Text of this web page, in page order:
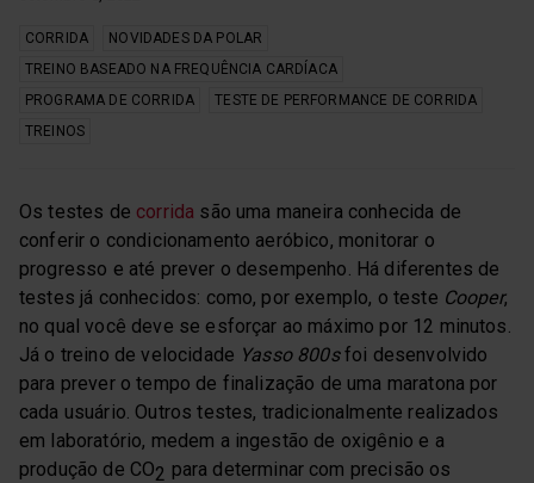
CORRIDA
NOVIDADES DA POLAR
TREINO BASEADO NA FREQUÊNCIA CARDÍACA
PROGRAMA DE CORRIDA
TESTE DE PERFORMANCE DE CORRIDA
TREINOS
Os testes de corrida são uma maneira conhecida de
conferir o condicionamento aeróbico, monitorar o
progresso e até prever o desempenho. Há diferentes de
testes já conhecidos: como, por exemplo, o teste Cooper,
no qual você deve se esforçar ao máximo por 12 minutos.
Já o treino de velocidade Yasso 800sfoi desenvolvido
para prever o tempo de finalização de uma maratona por
cada usuário. Outros testes, tradicionalmente realizados
em laboratório, medem a ingestão de oxigênio e a
produção de CO2 para determinar com precisão os